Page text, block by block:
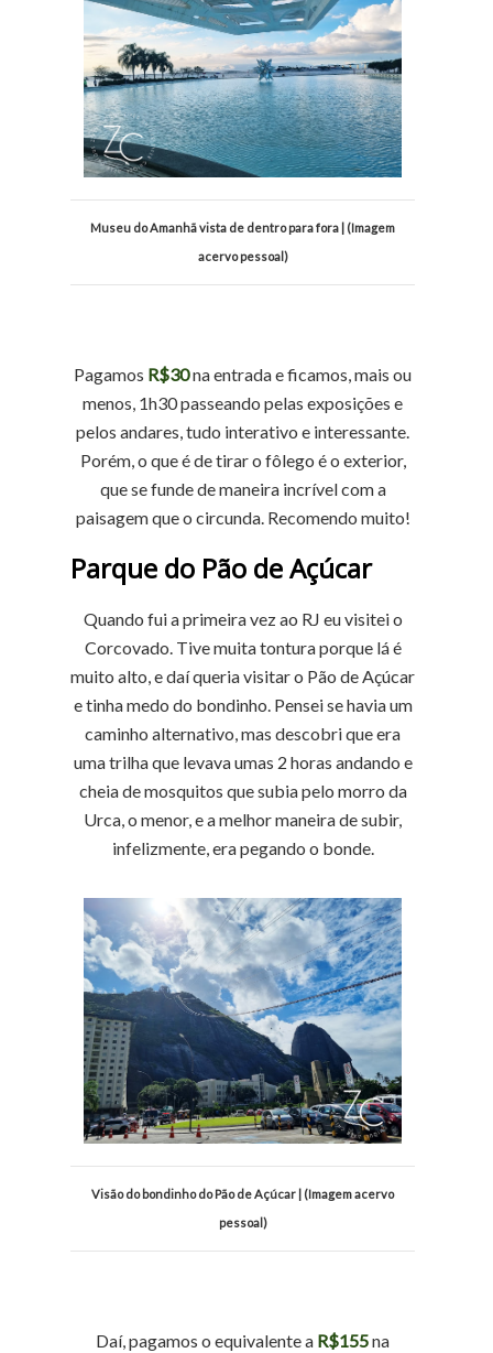
Museu do Amanhã vista de dentro para fora | (Imagem
acervo pessoal)
Pagamos R$30na entrada e ficamos, mais ou
menos, 1h30 passeando pelas exposições e
pelos andares, tudo interativo e interessante.
Porém, o que é de tirar o fôlego é o exterior,
que se funde de maneira incrível com a
paisagem que o circunda. Recomendo muito!
Parque do Pão de Açúcar
Quando fui a primeira vez ao RJ eu visitei o
Corcovado. Tive muita tontura porque lá é
muito alto, e daí queria visitar o Pão de Açúcar
e tinha medo do bondinho. Pensei se havia um
caminho alternativo, mas descobri que era
uma trilha que levava umas 2 horas andando e
cheia de mosquitos que subia pelo morro da
Urca, o menor, e a melhor maneira de subir,
infelizmente, era pegando o bonde.
Visão do bondinho do Pão de Açúcar | (Imagem acervo
pessoal)
Daí, pagamos o equivalente a R$155na